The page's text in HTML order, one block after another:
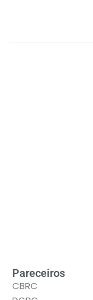
Pareceiros
CBRC